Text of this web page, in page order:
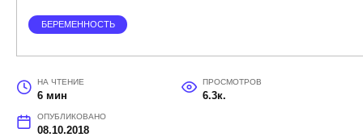
БЕРЕМЕННОСТЬ
НА ЧТЕНИЕ
6 мин
ПРОСМОТРОВ
6.3к.
ОПУБЛИКОВАНО
08.10.2018